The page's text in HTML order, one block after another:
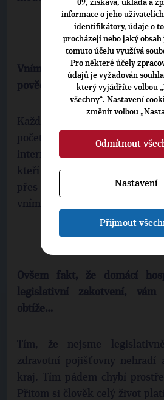
Vnímáte nějaký posun ve
povědomí o hospicové péči?
Každým rokem se na nás
počet pacientů. A informace
internetu, ale řeknou jim o
kteří s námi měli dobrou
přes takto těžkou situaci,
vnímají to jako dar. A to si ti
Ovšem fakt, že domácí
legislativní zakotvení, vám
obtíže…
Tím, že nejsme
zdravotní pojišťovny nehradí
kraj. Tím pádem chybí
Přitom si člověk celý život
09, získává, ukládá a
informace o jeho
identifikátory, údaje o
procházejí nebo jaký
tomuto účelu využívá
Pro některé účely
údajů je vyžadován
který vyjádříte volbou
všechny“. Nastavení
změnit volbou
Odmítnout
Nastavení
Přijmout